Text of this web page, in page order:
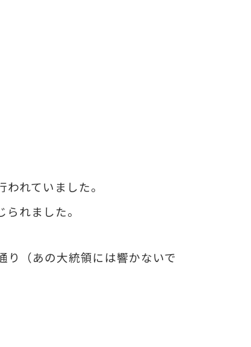
れていました。
れました。
り（あの大統領には響かないで